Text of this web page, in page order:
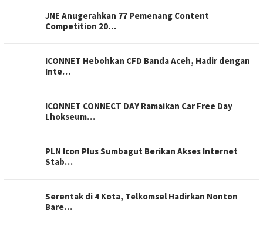
JNE Anugerahkan 77 Pemenang Content
Competition 20…
ICONNET Hebohkan CFD Banda Aceh, Hadir dengan
Inte…
ICONNET CONNECT DAY Ramaikan Car Free Day
Lhokseum…
PLN Icon Plus Sumbagut Berikan Akses Internet
Stab…
Serentak di 4 Kota, Telkomsel Hadirkan Nonton
Bare…